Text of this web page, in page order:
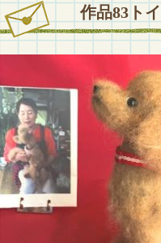
作品83ト